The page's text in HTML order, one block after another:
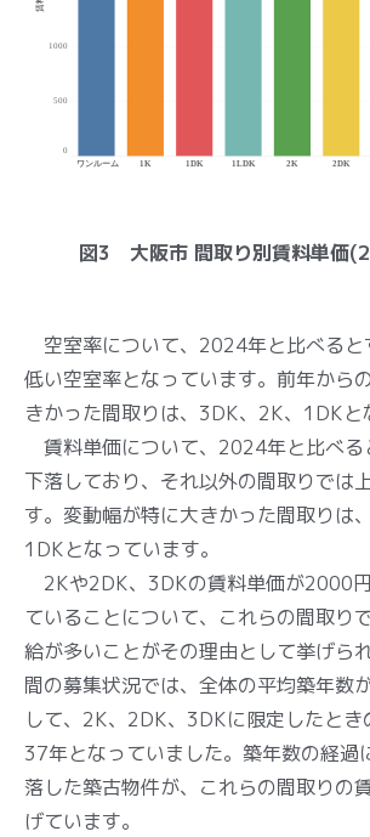
図3 大阪市 間取り別賃料単価
空室率について、2024年と比べると
低い空室率となっています。前年から
きかった間取りは、3DK、2K、1DKと
賃料単価について、2024年と比べる
下落しており、それ以外の間取りでは
す。変動幅が特に大きかった間取りは
1DKとなっています。
2Kや2DK、3DKの賃料単価が2000
ていることについて、これらの間取り
給が多いことがその理由として挙げら
間の募集状況では、全体の平均築年数
して、2K、2DK、3DKに限定したとき
37年となっていました。築年数の経過
落した築古物件が、これらの間取りの
げています。